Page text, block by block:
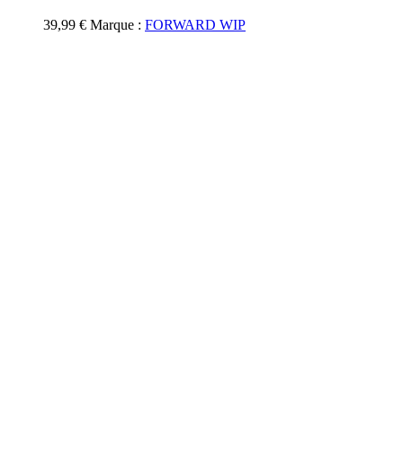
39,99 € Marque : FORWARD WIP